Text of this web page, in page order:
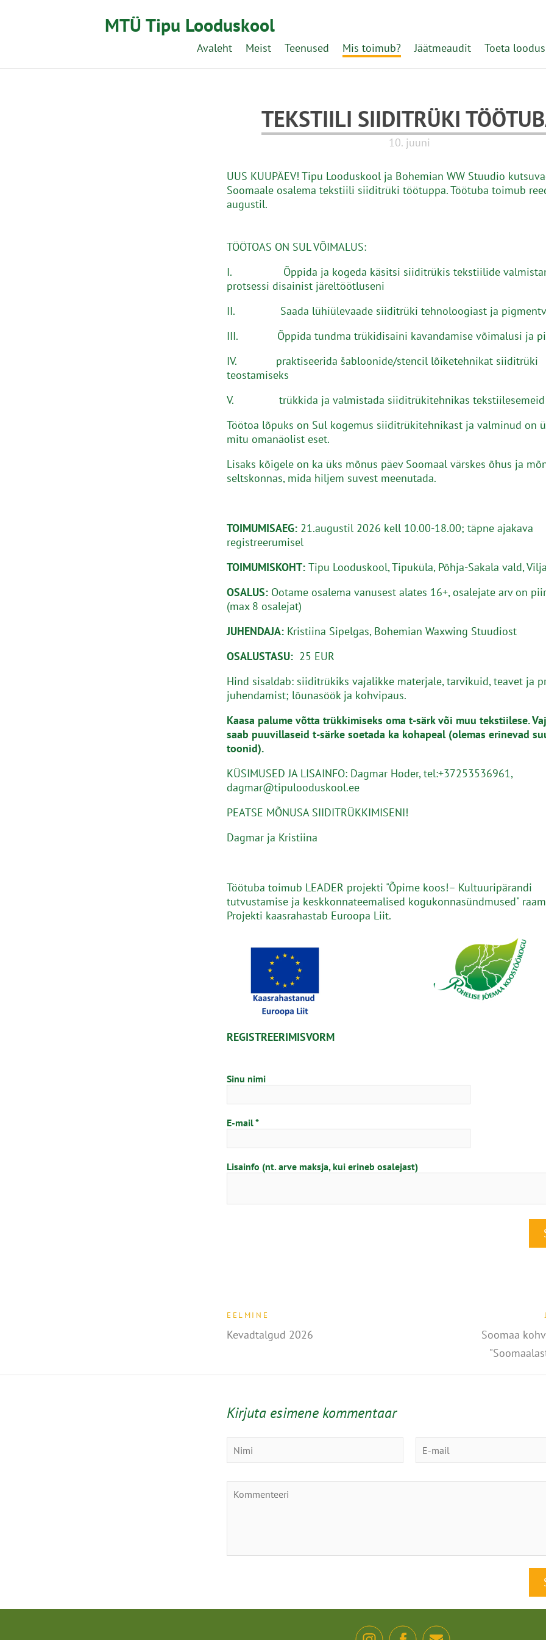
MTÜ Tipu Looduskool
Avaleht Meist Teenused Mis toimub? Jäätmeaudit Toeta
TEKSTIILI SIIDITRÜKI
10. juuni
UUS KUUPÄEV! Tipu Looduskool ja Bohemian WW Stuudio
Soomaale osalema tekstiili siiditrüki töötuppa. Töötuba toimub
augustil.
TÖÖTOAS ON SUL VÕIMALUS:
I. Õppida ja kogeda käsitsi siiditrükis tekstiilide
protsessi disainist järeltöötluseni
II. Saada lühiülevaade siiditrüki tehnoloogiast ja
III. Õppida tundma trükidisaini kavandamise võimalusi ja
IV. praktiseerida šabloonide/stencil lõiketehnikat siiditrüki
teostamiseks
V. trükkida ja valmistada siiditrükitehnikas tekstiilesemeid
Töötoa lõpuks on Sul kogemus siiditrükitehnikast ja valminud on
mitu omanäolist eset.
Lisaks kõigele on ka üks mõnus päev Soomaal värskes õhus ja
seltskonnas, mida hiljem suvest meenutada.
TOIMUMISAEG: 21.augustil 2026 kell 10.00-18.00; täpne ajakava
registreerumisel
TOIMUMISKOHT: Tipu Looduskool, Tipuküla, Põhja-Sakala vald,
OSALUS: Ootame osalema vanusest alates 16+, osalejate arv on
(max 8 osalejat)
JUHENDAJA: Kristiina Sipelgas, Bohemian Waxwing Stuudiost
OSALUSTASU: 25 EUR
Hind sisaldab: siiditrükiks vajalikke materjale, tarvikuid, teavet ja
juhendamist; lõunasöök ja kohvipaus.
Kaasa palume võtta trükkimiseks oma t-särk või muu tekstiilese.
saab puuvillaseid t-särke soetada ka kohapeal (olemas erinevad
toonid).
KÜSIMUSED JA LISAINFO: Dagmar Hoder, tel:+37253536961,
dagmar@tipulooduskool.ee
PEATSE MÕNUSA SIIDITRÜKKIMISENI!
Dagmar ja Kristiina
Töötuba toimub LEADER projekti "Õpime koos!– Kultuuripärandi
tutvustamise ja keskkonnateemalised kogukonnasündmused"
Projekti kaasrahastab Euroopa Liit.
REGISTREERIMISVORM
Sinu nimi
E-mail
Lisainfo (nt. arve maksja, kui erineb osalejast)
EELMINE
Kevadtalgud 2026
Soomaa
Kirjuta esimene kommentaar